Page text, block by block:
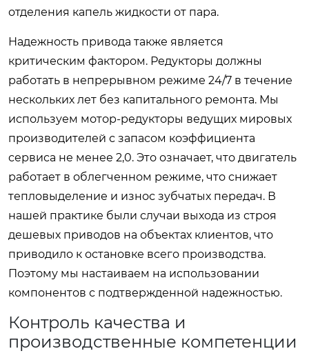
отделения капель жидкости от пара.
Надежность привода также является
критическим фактором. Редукторы должны
работать в непрерывном режиме 24/7 в течение
нескольких лет без капитального ремонта. Мы
используем мотор-редукторы ведущих мировых
производителей с запасом коэффициента
сервиса не менее 2,0. Это означает, что двигатель
работает в облегченном режиме, что снижает
тепловыделение и износ зубчатых передач. В
нашей практике были случаи выхода из строя
дешевых приводов на объектах клиентов, что
приводило к остановке всего производства.
Поэтому мы настаиваем на использовании
компонентов с подтвержденной надежностью.
Контроль качества и
производственные компетенции